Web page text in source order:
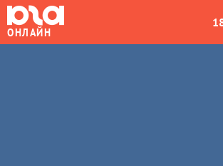
ОНЛАЙН